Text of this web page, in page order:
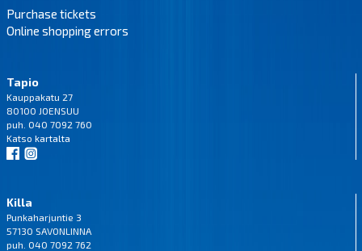
Purchase tickets
Online shopping errors
Tapio
Kauppakatu 27
80100 JOENSUU
puh. 040 7092 760
Katso kartalta
Killa
Punkaharjuntie 3
57130 SAVONLINNA
puh. 040 7092 762